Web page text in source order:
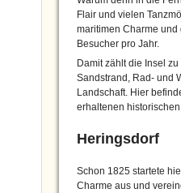
Flair und vielen
maritimen Charme
Besucher pro Jahr.
Damit zählt die Insel
Sandstrand, Rad- und
Landschaft. Hier
erhaltenen
Heringsdorf
Schon 1825 startete
Charme aus und